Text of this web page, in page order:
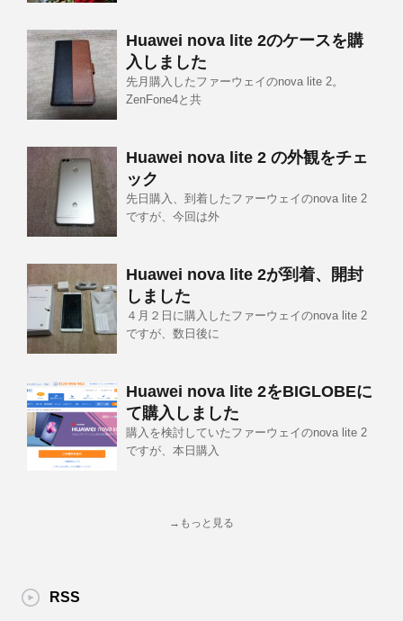
Huawei nova lite 2のケースを購
入しました
先月購入したファーウェイのnova lite 2。
ZenFone4と共
Huawei nova lite 2 の外観をチェ
ック
先日購入、到着したファーウェイのnova lite 2
ですが、今回は外
Huawei nova lite 2が到着、開封
しました
４月２日に購入したファーウェイのnova lite 2
ですが、数日後に
Huawei nova lite 2をBIGLOBEに
て購入しました
購入を検討していたファーウェイのnova lite 2
ですが、本日購入
→もっと見る
RSS